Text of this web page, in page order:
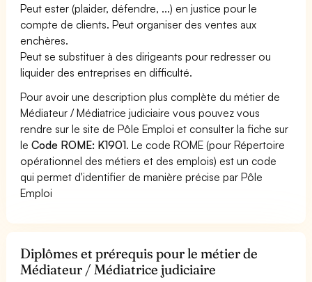
Peut ester (plaider, défendre, ...) en justice pour le
compte de clients. Peut organiser des ventes aux
enchères.
Peut se substituer à des dirigeants pour redresser ou
liquider des entreprises en difficulté.
Pour avoir une description plus complète du métier de
Médiateur / Médiatrice judiciaire vous pouvez vous
rendre sur le site de Pôle Emploi et consulter la fiche sur
leCode ROME: K1901. Le code ROME (pour Répertoire
opérationnel des métiers et des emplois) est un code
qui permet d'identifier de manière précise par Pôle
Emploi
Diplômes et prérequis pour le métier de
Médiateur / Médiatrice judiciaire